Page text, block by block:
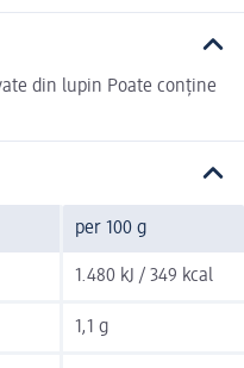
din lupin Poate conține
per 100 g
1.480 kJ / 349 kcal
1,1 g